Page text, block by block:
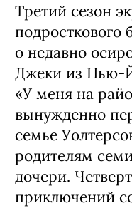
Третий сезон
подросткового
о недавно
Джеки из Нью-
«У меня на
вынужденно
семье
родителям
дочери.
приключений